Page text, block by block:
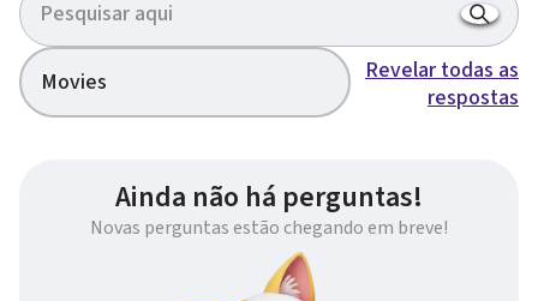
Movies
Revelar todas as
respostas
Ainda não há perguntas!
Novas perguntas estão chegando em breve!